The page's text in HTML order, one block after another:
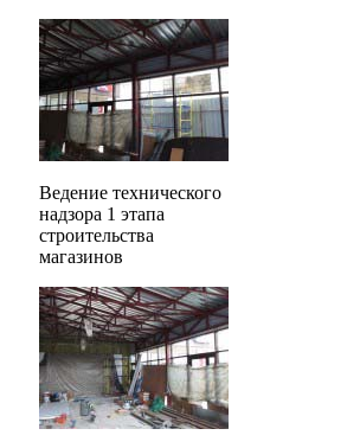
Ведение технического
надзора 1 этапа
строительства
магазинов